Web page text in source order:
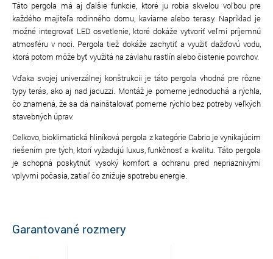
Táto pergola má aj ďalšie funkcie, ktoré ju robia skvelou voľbou pre
každého majiteľa rodinného domu, kaviarne alebo terasy. Napríklad je
možné integrovať LED osvetlenie, ktoré dokáže vytvoriť veľmi príjemnú
atmosféru v noci. Pergola tiež dokáže zachytiť a využiť dažďovú vodu,
ktorá potom môže byť využitá na závlahu rastlín alebo čistenie povrchov.
Vďaka svojej univerzálnej konštrukcii je táto pergola vhodná pre rôzne
typy terás, ako aj nad jacuzzi. Montáž je pomerne jednoduchá a rýchla,
čo znamená, že sa dá nainštalovať pomerne rýchlo bez potreby veľkých
stavebných úprav.
Celkovo, bioklimatická hliníková pergola z kategórie Cabrio je vynikajúcim
riešením pre tých, ktorí vyžadujú luxus, funkčnosť a kvalitu. Táto pergola
je schopná poskytnúť vysoký komfort a ochranu pred nepriaznivými
vplyvmi počasia, zatiaľ čo znižuje spotrebu energie.
Garantované rozmery